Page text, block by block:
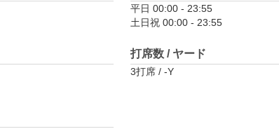
平日 00:00 - 23:55
土日祝 00:00 - 23:55
打席数 / ヤード
3打席 / -Y